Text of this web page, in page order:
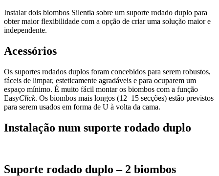
Instalar dois biombos Silentia sobre um suporte rodado duplo para
obter maior flexibilidade com a opção de criar uma solução maior e
independente.
Acessórios
Os suportes rodados duplos foram concebidos para serem robustos,
fáceis de limpar, esteticamente agradáveis e para ocuparem um
espaço mínimo. É muito fácil montar os biombos com a função
EasyClick. Os biombos mais longos (12–15 secções) estão previstos
para serem usados em forma de U à volta da cama.
Instalação num suporte rodado duplo
Suporte rodado duplo – 2 biombos